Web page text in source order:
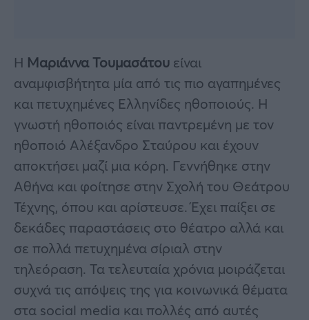
Η Μαριάννα Τουμασάτου είναι
αναμφισβήτητα μία από τις πιο αγαπημένες
και πετυχημένες Ελληνίδες ηθοποιούς. Η
γνωστή ηθοποιός είναι παντρεμένη με τον
ηθοποιό Αλέξανδρο Σταύρου και έχουν
αποκτήσει μαζί μια κόρη. Γεννήθηκε στην
Αθήνα και φοίτησε στην Σχολή του Θεάτρου
Τέχνης, όπου και αρίστευσε. Έχει παίξει σε
δεκάδες παραστάσεις στο θέατρο αλλά και
σε πολλά πετυχημένα σίριαλ στην
τηλεόραση. Τα τελευταία χρόνια μοιράζεται
συχνά τις απόψεις της για κοινωνικά θέματα
στα social media και πολλές από αυτές